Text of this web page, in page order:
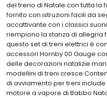
del treno di Natale con tutta la
fornito con istruzioni facili da
accattivante con i classici
riempiono la stanza di allegria
questo set di treni elettrici è
accessori Hornby 00 Gauge
delle decorazioni natalizie
modellini di treni cresce
di avviamento per treni
motore a vapore di Babbo